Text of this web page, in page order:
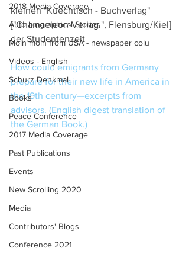
2018 Media Coverage
Auto biographical Stories
Moin moin from USA - newspaper colu
Videos - English
Schurz Denkmal
Books
Peace Conference
2017 Media Coverage
Past Publications
Events
New Scrolling 2020
Media
Contributors' Blogs
Conference 2021
kleinen "Kuechtisch - Buchverlag"
["Chamaeleon-Verlag.", Flensburg/Kiel]
der Studentenzeit
How could emigrants from Germany
prepare for their new life in America in
the 19th century—excerpts from
advisors. (English digest translation of
the German Book.)